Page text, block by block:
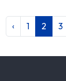
‹ 1 2 3